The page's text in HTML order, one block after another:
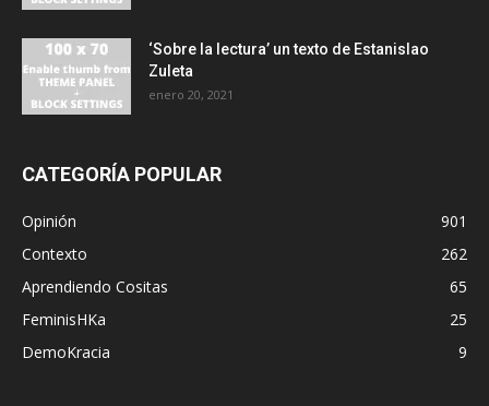
‘Sobre la lectura’ un texto de Estanislao
Zuleta
enero 20, 2021
CATEGORÍA POPULAR
Opinión
901
Contexto
262
Aprendiendo Cositas
65
FeminisHKa
25
DemoKracia
9